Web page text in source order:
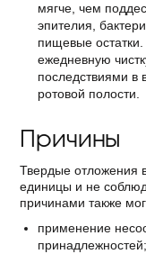
мягче, чем
эпителия,
пищевые остатки.
ежедневную
последствиями в
ротовой полости.
Причины
Твердые отложения
единицы и не
причинами также
применение
принадлежностей;